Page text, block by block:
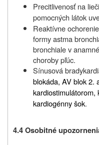
Precitlivenosť na
pomocných látok
Reaktívne
formy astma
bronchiale v
choroby pľúc.
Sínusová
blokáda, AV blok 2.
kardiostimulátorom,
kardiogénny šok.
4.4 Osobitné